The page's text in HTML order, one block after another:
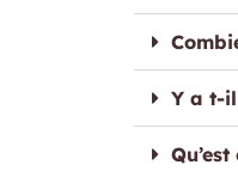
Y a t-